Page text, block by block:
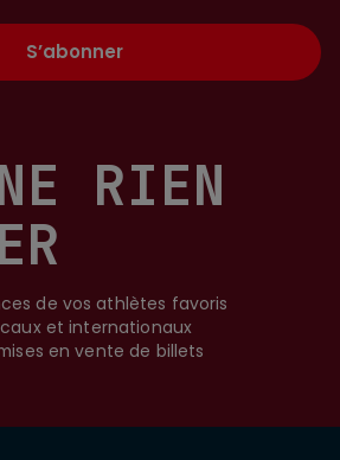
RIEN
de vos athlètes favoris
et internationaux
en vente de billets
S’abonner